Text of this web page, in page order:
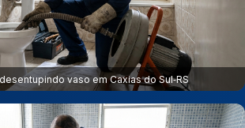
vaso em Caxias do Sul‑RS